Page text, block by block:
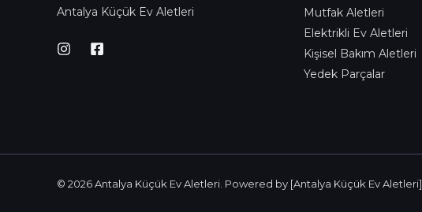
Antalya Küçük Ev Aletleri
Mutfak Aletleri
Elektrikli Ev Aletleri
Kişisel Bakım Aletleri
Yedek Parçalar
© 2026 Antalya Küçük Ev Aletleri. Powered by [Antalya Küçük Ev Aletleri]